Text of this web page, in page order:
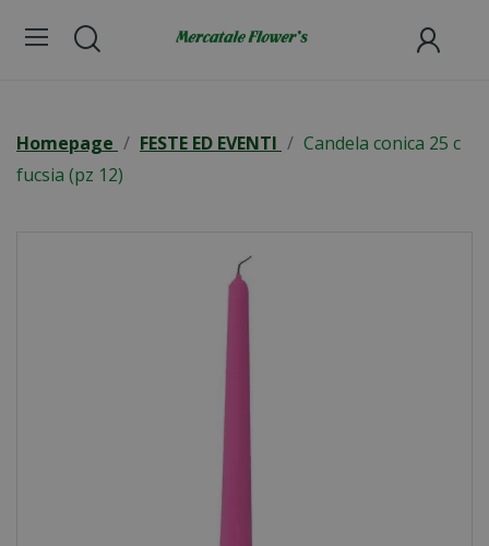
Homepage FESTE ED EVENTI
Candela conica 25 c
fucsia (pz 12)